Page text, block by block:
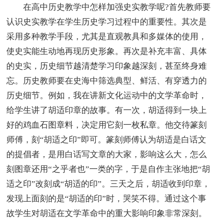
在高中历史教学中怎样加强史实教学呢?首先教师要
认识史实教学在学生历史学习过程中的重要性。其次是
采用多种教学手段，尤其是直观教具和多媒体的使用，
使史实能生动地再现历史形象。再次是补充丰富、具体
的史实，历史细节越清楚学习印象越深刻，甚至终身难
忘。历史教师要在史海中筛选典型、鲜活、有穿透力的
历史细节。例如，我在讲新文化运动中的文学革命时，
给学生讲了胡适印章的故事。有一次，胡适得到一块上
好的鸡血石图章料，决定用它刻一枚私章。他交待篆刻
师傅，刻“胡适之印”即可。篆刻师傅认为胡适是白话文
的提倡者，是用白话写文章的大家，影响这么大，怎么
刻图章还用“之乎者也”一类的字，于是自作主张地把“胡
适之印”改刻成“胡适的印”。三天之后，胡适收到印章，
发现上面刻的是“胡适的印”时，哭笑不得。通过这个事
故学生对胡适在文学革命中的重大影响印象非常深刻。